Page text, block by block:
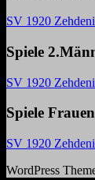
SV 1920
Spiele
SV 1920
Spiele Frauen
SV 1920
WordPress